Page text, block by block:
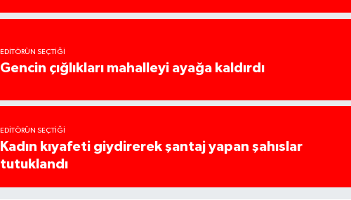
EDITÖRÜN SEÇTIĞI
Gencin çığlıkları mahalleyi ayağa kaldırdı
EDITÖRÜN SEÇTIĞI
Kadın kıyafeti giydirerek şantaj yapan şahıslar
tutuklandı